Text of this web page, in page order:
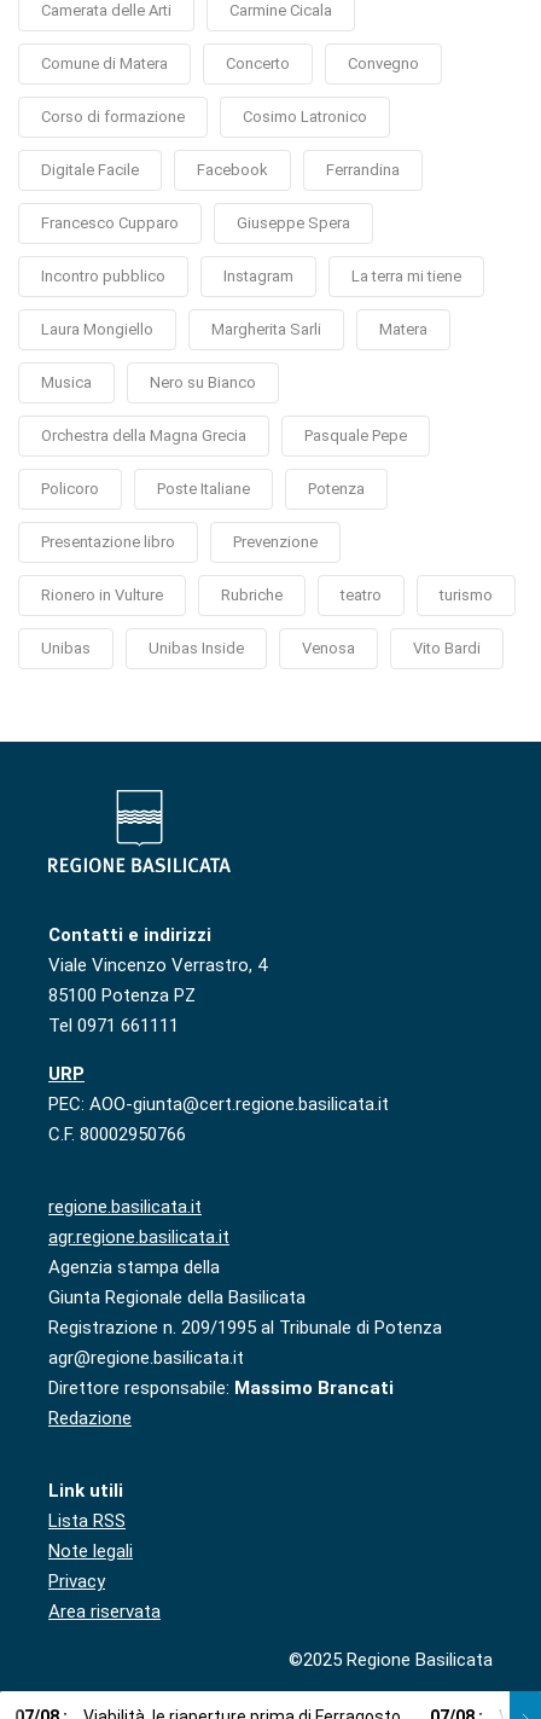
Camerata delle Arti Carmine Cicala
Comune di Matera Concerto Convegno
Corso di formazione Cosimo Latronico
Digitale Facile Facebook Ferrandina
Francesco Cupparo Giuseppe Spera
Incontro pubblico Instagram La terra mi tiene
Laura Mongiello Margherita Sarli Matera
Musica Nero su Bianco
Orchestra della Magna Grecia Pasquale Pepe
Policoro Poste Italiane Potenza
Presentazione libro Prevenzione
Rionero in Vulture Rubriche teatro turismo
Unibas Unibas Inside Venosa Vito Bardi
Contatti e indirizzi
Viale Vincenzo Verrastro, 4
85100 Potenza PZ
Tel 0971 661111
URP
PEC: AOO-giunta@cert.regione.basilicata.it
C.F. 80002950766
regione.basilicata.it
agr.regione.basilicata.it
Agenzia stampa della
Giunta Regionale della Basilicata
Registrazione n. 209/1995 al Tribunale di Potenza
agr@regione.basilicata.it
Direttore responsabile: Massimo Brancati
Redazione
Link utili
Lista RSS
Note legali
Privacy
Area riservata
©2025 Regione Basilicata